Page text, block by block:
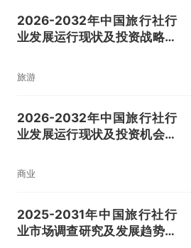
2026-2032年中国旅行社行
业发展运行现状及投资战略研
旅游
2026-2032年中国旅行社行
业发展运行现状及投资机会洞
商业
2025-2031年中国旅行社行
业市场调查研究及发展趋势预